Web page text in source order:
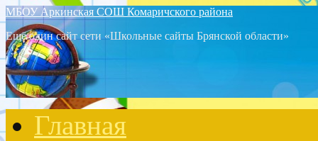
МБОУ Аркинская СОШ Комаричского района
Ещё один сайт сети «Школьные сайты Брянской области»
Главная